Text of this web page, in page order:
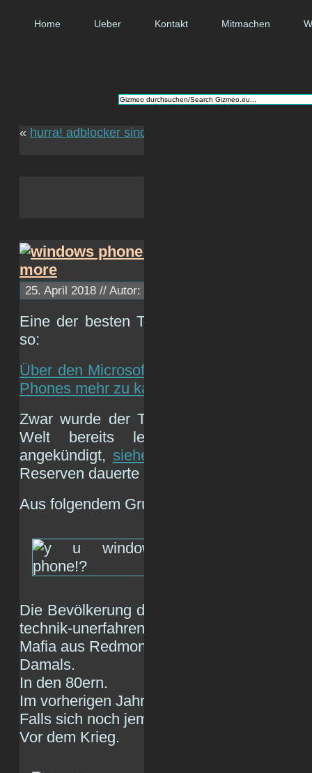
Home Ueber Kontakt Mitmachen
« hurra! adblocker sind legal!
25. April 2018 // Autor:
Eine der besten Tech-Meldungen des
so:
Über den Microsoft-Store gibt es ab jetzt
Phones mehr zu kaufen
Zwar wurde der Tod des
Welt bereits letztes Jahr von
angekündigt, siehe hier
Reserven dauerte bis jetzt.
Aus folgendem Grund:
Die Bevölkerung da draußen ist eben
technik-unerfahren wie zu Glanzzeiten
Mafia aus Redmond.
Damals.
In den 80ern.
Im vorherigen Jahrtausend.
Falls sich noch jemand daran erinnert.
Vor dem Krieg.